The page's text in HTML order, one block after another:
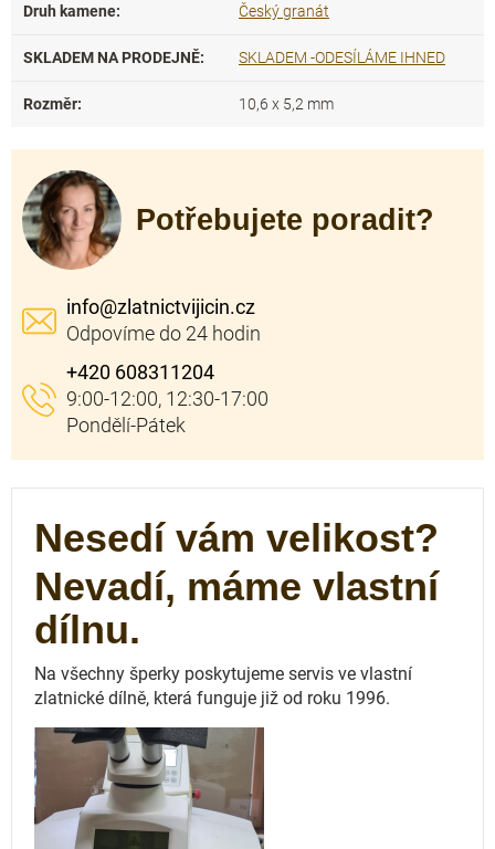
Druh kamene: Český granát
SKLADEM NA PRODEJNĚ: SKLADEM -ODESÍLÁME IHNED
Rozměr: 10,6 x 5,2 mm
Potřebujete poradit?
info@zlatnictvijicin.cz
+420 608311204
Nesedí vám velikost?
Nevadí, máme vlastní
dílnu.
Na všechny šperky poskytujeme servis ve vlastní
zlatnické dílně, která funguje již od roku 1996.